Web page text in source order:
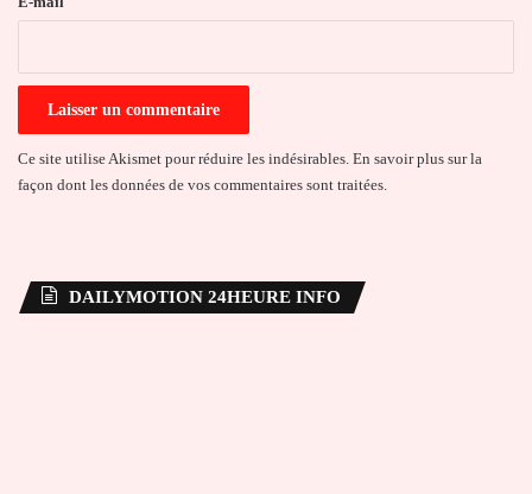
Ce site utilise Akismet pour réduire les indésirables. En savoir plus sur la
façon dont les données de vos commentaires sont traitées
DAILYMOTION 24HEURE INFO